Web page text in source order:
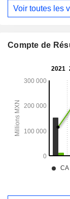
Voir toutes les
Compte de